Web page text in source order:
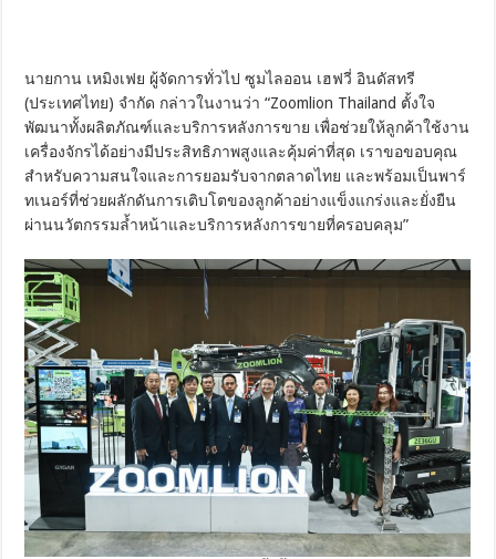
นายกาน เหมิงเฟย ผู้จัดการทั่วไป ซูมไลออน เฮฟวี่ อินดัสทรี
(ประเทศไทย) จำกัด กล่าวในงานว่า “Zoomlion Thailand ตั้งใจ
พัฒนาทั้งผลิตภัณฑ์และบริการหลังการขาย เพื่อช่วยให้ลูกค้าใช้งาน
เครื่องจักรได้อย่างมีประสิทธิภาพสูงและคุ้มค่าที่สุด เราขอขอบคุณ
สำหรับความสนใจและการยอมรับจากตลาดไทย และพร้อมเป็นพาร์
ทเนอร์ที่ช่วยผลักดันการเติบโตของลูกค้าอย่างแข็งแกร่งและยั่งยืน
ผ่านนวัตกรรมล้ำหน้าและบริการหลังการขายที่ครอบคลุม”